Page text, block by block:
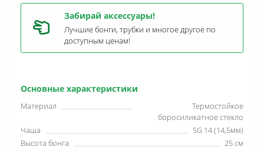
Основные характеристики
Материал
Термостойкое
боросиликатное стекло
Чаша
SG 14 (14,5мм)
Высота бонга
25 см
Забирай аксессуары!
Лучшие бонги, трубки и многое другое по
доступным ценам!